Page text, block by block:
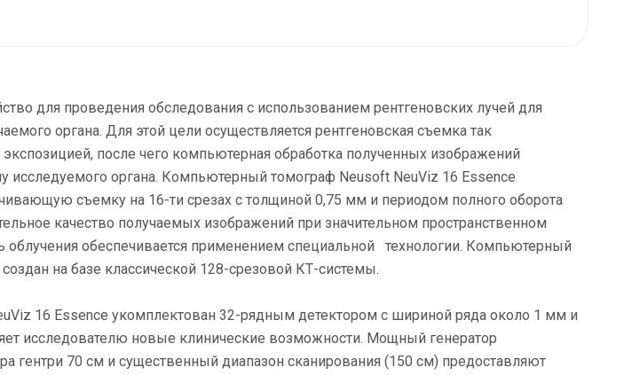
для проведения обследования с использованием рентгеновских лучей для
органа. Для этой цели осуществляется рентгеновская съемка так
после чего компьютерная обработка полученных изображений
органа. Компьютерный томограф Neusoft NeuViz 16 Essence
съемку на 16-ти срезах с толщиной 0,75 мм и периодом полного оборота
качество получаемых изображений при значительном пространственном
облучения обеспечивается применением специальной технологии. Компьютерный
на базе классической 128-срезовой КТ-системы.
16 Essence укомплектован 32-рядным детектором с шириной ряда около 1 мм и
исследователю новые клинические возможности. Мощный генератор
гентри 70 см и существенный диапазон сканирования (150 см) предоставляют